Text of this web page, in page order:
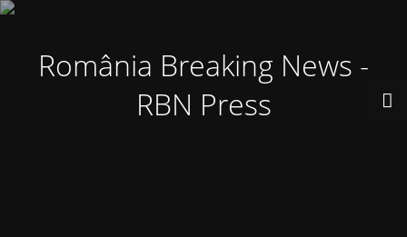
România Breaking News -
RBN Press